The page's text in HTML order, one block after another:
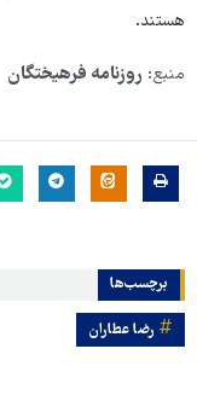
هستند.
منبع: روزنامه فرهیختگان
برچسب‌ها
رضا عطاران